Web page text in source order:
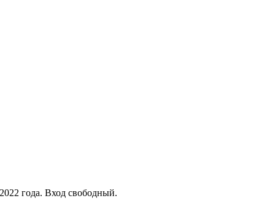
года. Вход свободный.